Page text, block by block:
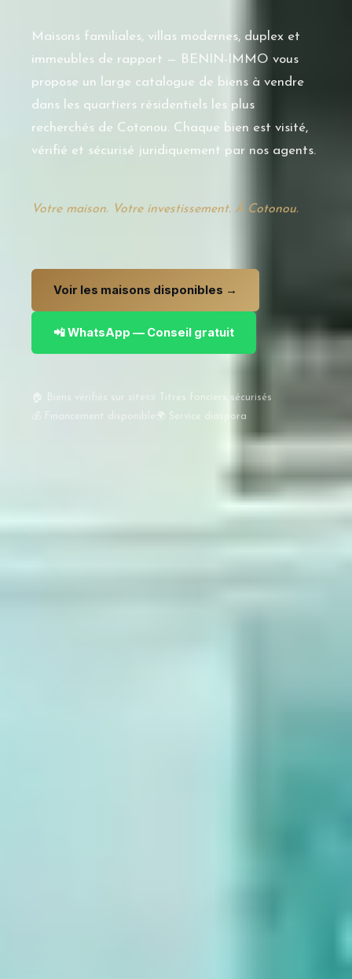
Maisons familiales, villas modernes, duplex et
immeubles de rapport — BENIN-IMMO vous
propose un large catalogue de biens à vendre
dans les quartiers résidentiels les plus
recherchés de Cotonou. Chaque bien est visité,
vérifié et sécurisé juridiquement par nos agents.
Votre maison. Votre investissement. À Cotonou.
Voir les maisons disponibles →
📲 WhatsApp — Conseil gratuit
📜 Titres fonciers sécurisés
🌍 Service diaspora